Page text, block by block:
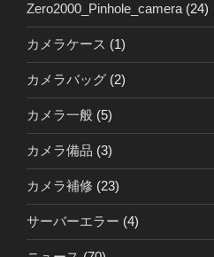
Zero2000_Pinhole_camera (24)
カメラケース (1)
カメラバッグ (2)
カメラ一般 (5)
カメラ備品 (3)
カメラ補修 (23)
サーバーエラー (4)